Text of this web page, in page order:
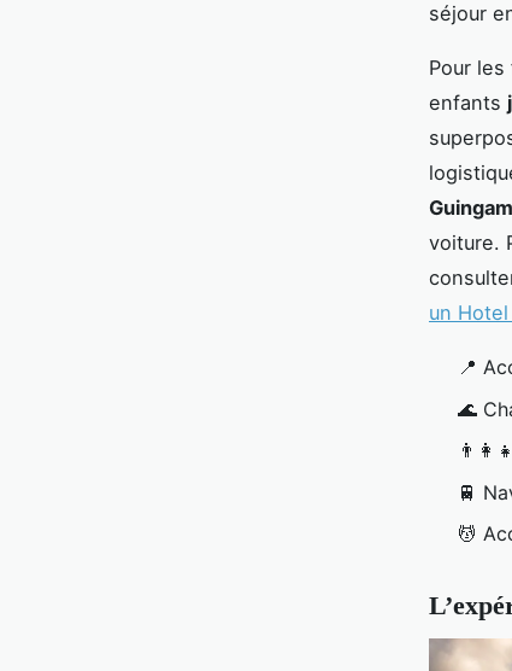
séjour
Pour
enfants
voiture.
un
📍
🌊
🚆
💆